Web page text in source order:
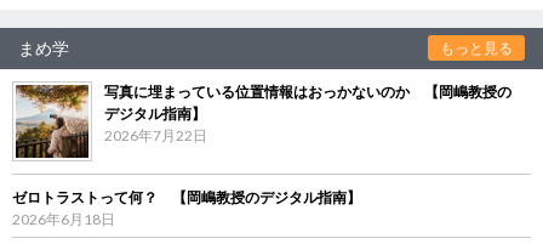
まめ学 もっと見る
写真に埋まっている位置情報はおっかないのか 【岡嶋教授の
デジタル指南】
2026年7月22日
ゼロトラストって何？ 【岡嶋教授のデジタル指南】
2026年6月18日